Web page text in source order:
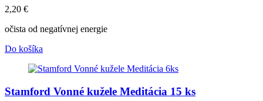
2,20 €
očista od negatívnej energie
Do košíka
Stamford Vonné kužele Meditácia 15 ks